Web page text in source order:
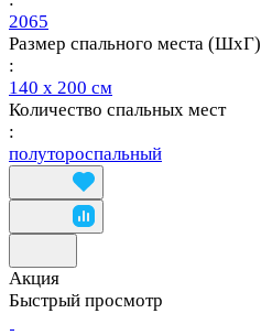
2065
Размер спального места (ШхГ)
:
140 х 200 см
Количество спальных мест
:
полутороспальный
Акция
Быстрый просмотр